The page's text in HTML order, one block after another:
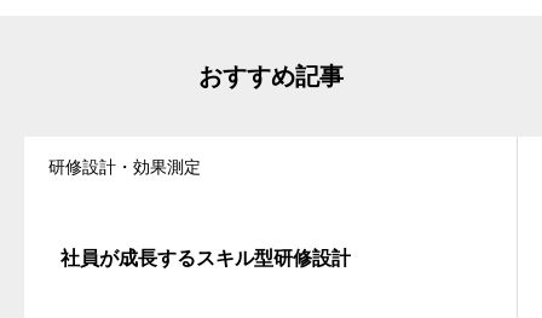
おすすめ記事
研修設計・効果測定
社員が成長するスキル型研修設計